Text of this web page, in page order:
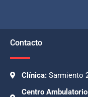
Contacto
Clínica:Sarmiento
Centro